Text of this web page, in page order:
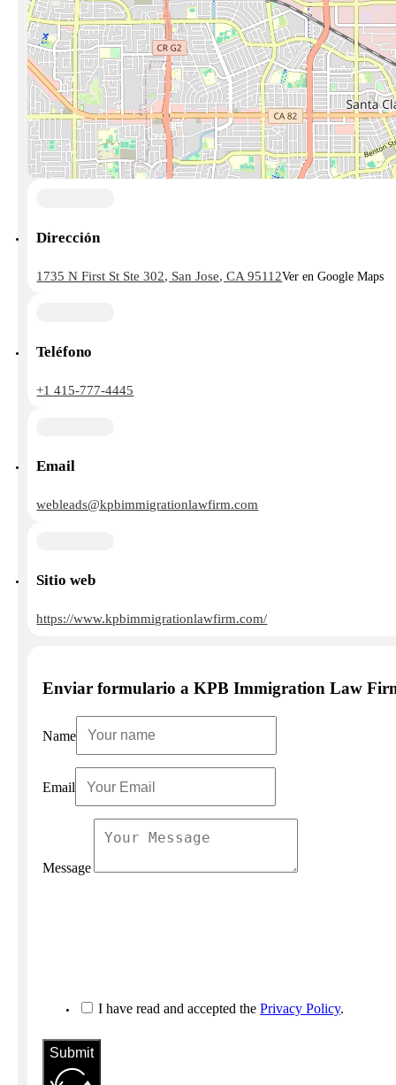
Dirección
1735 N First St Ste 302, San Jose, CA 95112Ver en Google Maps
Teléfono
+1 415-777-4445
Email
webleads@kpbimmigrationlawfirm.com
Sitio web
https://www.kpbimmigrationlawfirm.com/
Enviar formulario a KPB Immigration Law
Name
Email
Message
I have read and accepted thePrivacy Policy.
Submit